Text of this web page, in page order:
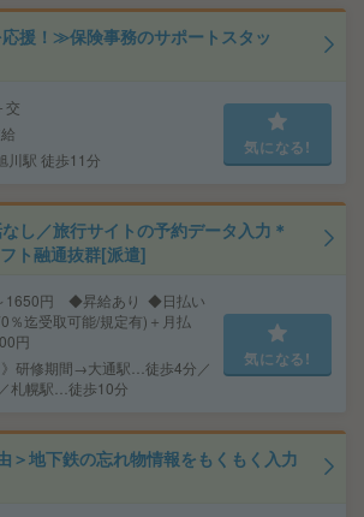
援！≫保険事務のサポートスタッ
交
川駅 徒歩11分
気になる!
し／旅行サイトの予約データ入力＊
ト融通抜群[派遣]
1650円 ◆昇給あり ◆日払い
％迄受取可能/規定有)＋月払
円
》研修期間→大通駅…徒歩4分／
札幌駅…徒歩10分
気になる!
＞地下鉄の忘れ物情報をもくもく入力